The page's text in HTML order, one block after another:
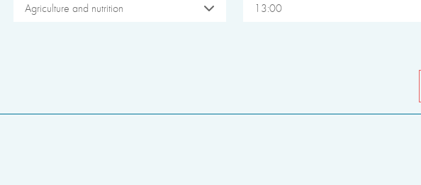
Agriculture and nutrition 13:00